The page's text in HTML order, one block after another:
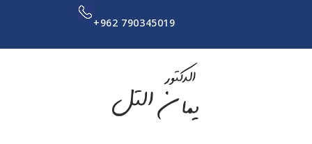
+962 790345019